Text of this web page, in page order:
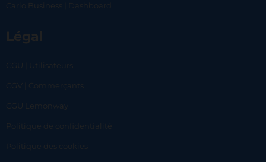
Carlo Business | Dashboard
Légal
CGU | Utilisateurs
CGV | Commerçants
CGU Lemonway
Politique de confidentialité
Politique des cookies